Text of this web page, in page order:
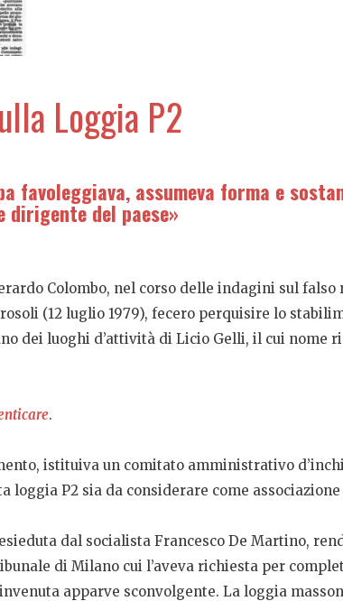
Loggia P2
favoleggiava, assumeva forma e
del paese»
Colombo, nel corso delle indagini sul
(12 luglio 1979), fecero perquisire lo
dei luoghi d’attività di Licio Gelli, il cui nome
.
istituiva un comitato amministrativo
P2 sia da considerare come
dal socialista Francesco De Martino,
di Milano cui l’aveva richiesta per
apparve sconvolgente. La loggia